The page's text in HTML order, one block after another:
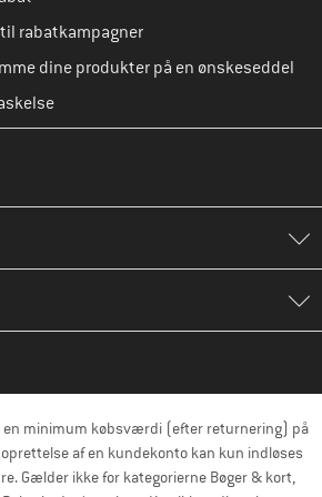
rabatkampagner
dine produkter på en ønskeseddel
minimum købsværdi (efter returnering) på
af en kundekonto kan kun indløses
Gælder ikke for kategorierne Bøger & kort,